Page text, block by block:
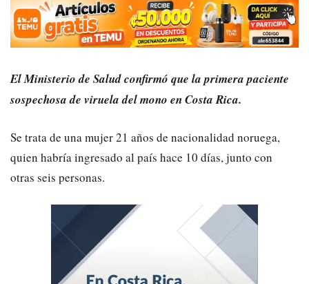
El Ministerio de Salud confirmó que la primera paciente
sospechosa de viruela del mono en Costa Rica.
Se trata de una mujer 21 años de nacionalidad noruega,
quien habría ingresado al país hace 10 días, junto con
otras seis personas.